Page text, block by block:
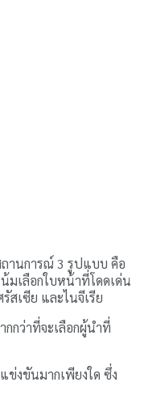
านการณ์ 3 รูปแบบ คือ
มเลือกใบหน้าที่โดดเด่น
สเซีย และไนจีเรีย
กว่าที่จะเลือกผู้นำที่
ข่งขันมากเพียงใด ซึ่ง